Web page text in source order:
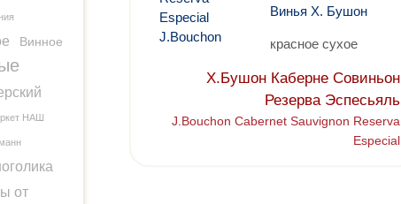
Винья Х. Бушон
красное сухое
Х.Бушон Каберне Совиньон
Резерва Эспесьяль
J.Bouchon Cabernet Sauvignon Reserva
Especial
Винное
НАШ
от